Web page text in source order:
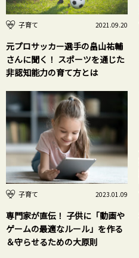
子育て 2021.09.20
元プロサッカー選手の畠山祐輔
さんに聞く！ スポーツを通じた
非認知能力の育て方とは
子育て 2023.01.09
専門家が直伝！ 子供に「動画や
ゲームの最適なルール」を作る
＆守らせるための大原則